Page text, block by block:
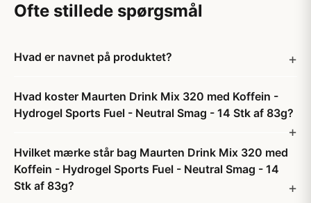
Ofte stillede spørgsmål
Hvad er navnet på produktet?
Hvad koster Maurten Drink Mix 320 med Koffein -
Hydrogel Sports Fuel - Neutral Smag - 14 Stk af 83g?
Hvilket mærke står bag Maurten Drink Mix 320 med
Koffein - Hydrogel Sports Fuel - Neutral Smag - 14
Stk af 83g?